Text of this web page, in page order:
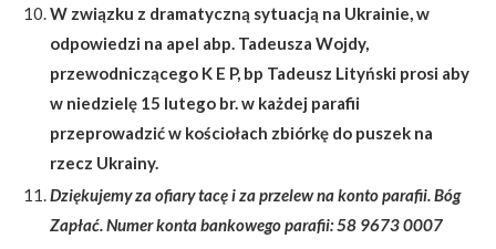
W związku z dramatyczną sytuacją na Ukrainie, w
odpowiedzi na apel abp. Tadeusza Wojdy,
przewodniczącego K E P, bp Tadeusz Lityński prosi aby
w niedzielę 15 lutego br. w każdej parafii
przeprowadzić w kościołach zbiórkę do puszek na
rzecz Ukrainy.
Dziękujemy za ofiary tacę i za przelew na konto parafii. Bóg
Zapłać. Numer konta bankowego parafii: 58 9673 0007